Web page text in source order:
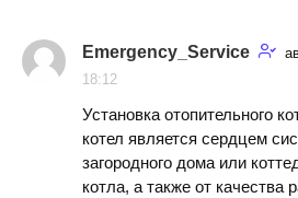
Emergency_Service
18:12
Установка отопительного
котел является сердцем
загородного дома или
котла, а также от качества